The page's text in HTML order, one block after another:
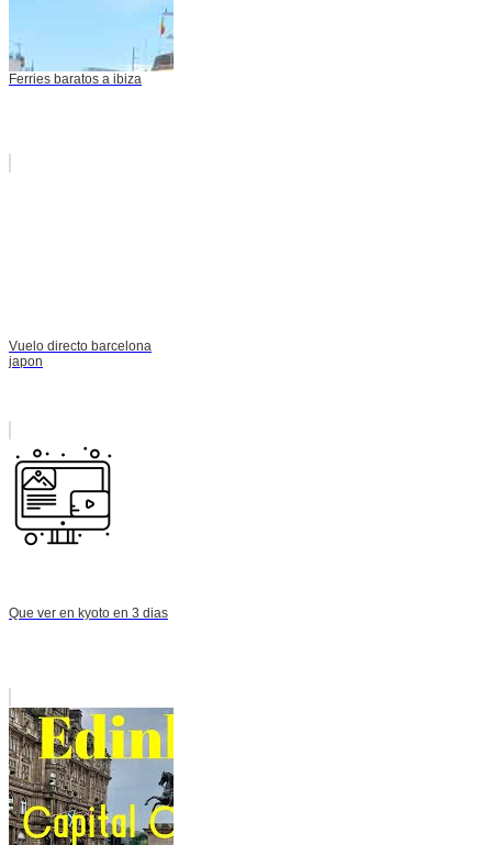
Ferries baratos a ibiza
Vuelo directo barcelona
japon
Que ver en kyoto en 3 dias